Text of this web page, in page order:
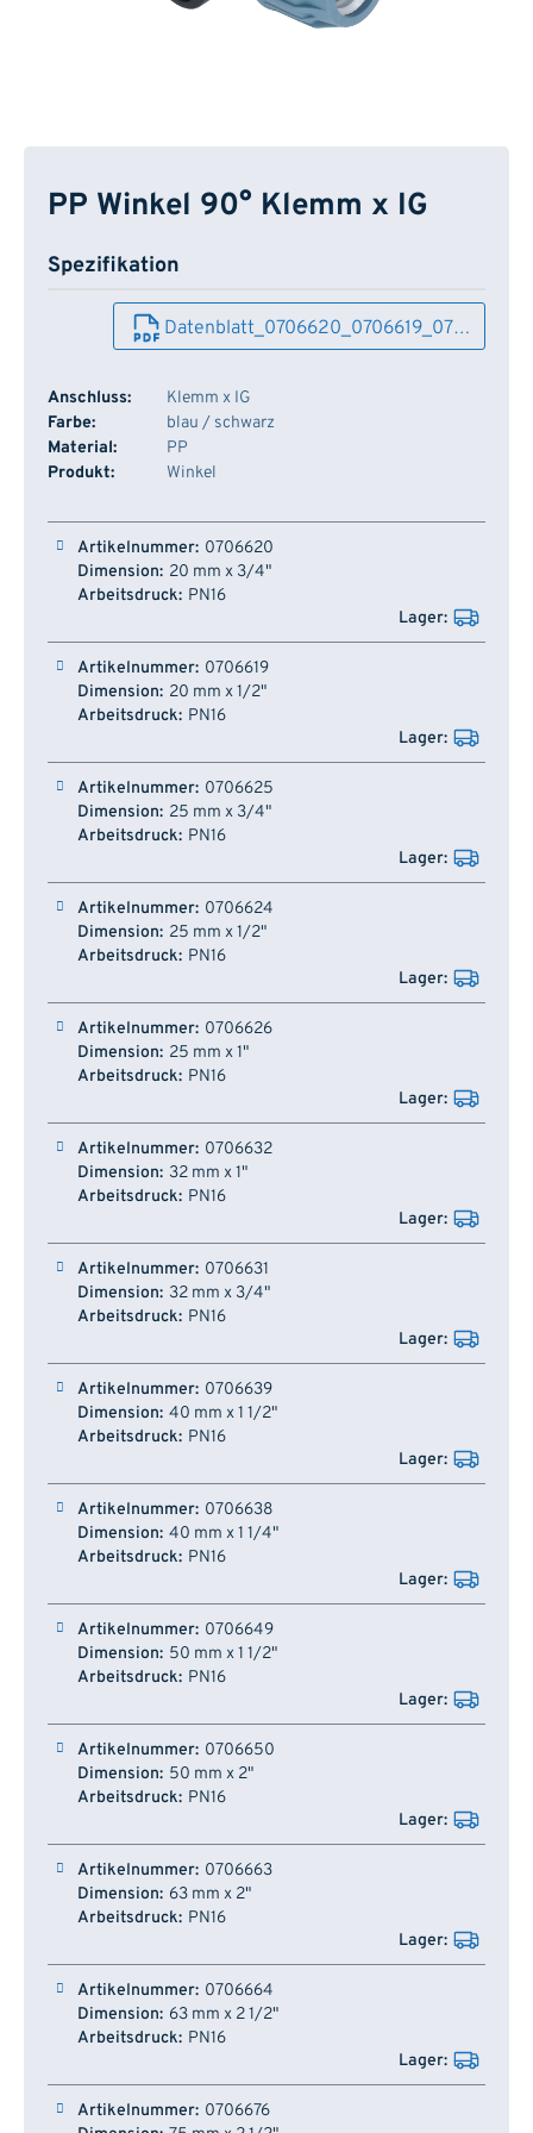
PP Winkel 90° Klemm x IG
Spezifikation
Datenblatt_0706620_0706619_07…
Anschluss:
Klemm x IG
Farbe:
blau / schwarz
Material:
PP
Produkt:
Winkel
Artikelnummer Dimension
0706620
20 mm x 3/4"
PN16
0706619
20 mm x 1/2"
PN16
0706625
25 mm x 3/4"
PN16
0706624
25 mm x 1/2"
PN16
0706626
25 mm x 1"
PN16
0706632
32 mm x 1"
PN16
0706631
32 mm x 3/4"
PN16
0706639
40 mm x 1 1/2"
PN16
0706638
40 mm x 1 1/4"
PN16
0706649
50 mm x 1 1/2"
PN16
0706650
50 mm x 2"
PN16
0706663
63 mm x 2"
PN16
0706664
63 mm x 2 1/2"
PN16
0706676